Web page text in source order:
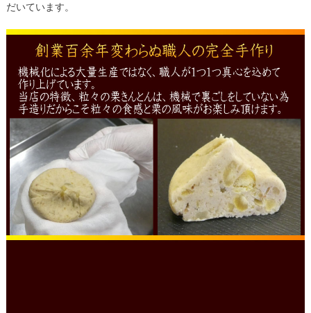
だいています。